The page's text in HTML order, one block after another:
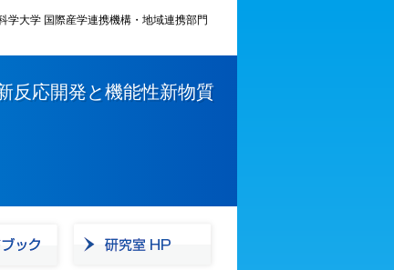
学大学 国際産学連携機構・地域連携部門
反応開発と機能性新物質